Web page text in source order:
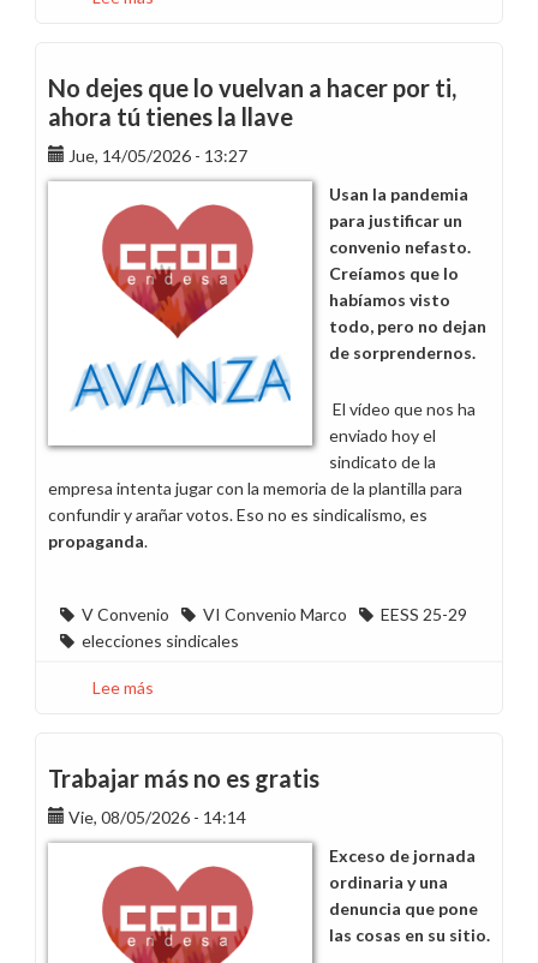
derechos,
nos
vendieron
retrocesos
No dejes que lo vuelvan a hacer por ti,
ahora tú tienes la llave
Jue, 14/05/2026 - 13:27
Usan la pandemia
para justificar un
convenio nefasto.
Creíamos que lo
habíamos visto
todo, pero no dejan
de sorprendernos.
El vídeo que nos ha
enviado hoy el
sindicato de la
empresa intenta jugar con la memoria de la plantilla para
confundir y arañar votos. Eso no es sindicalismo, es
propaganda.
V Convenio VI Convenio Marco
EESS 25-29
elecciones sindicales
Lee más
que
lo
vuelvan
a
hacer
por
ti,
ahora
Trabajar más no es gratis
Vie, 08/05/2026 - 14:14
Exceso de jornada
ordinaria y una
denuncia que pone
las cosas en su sitio.